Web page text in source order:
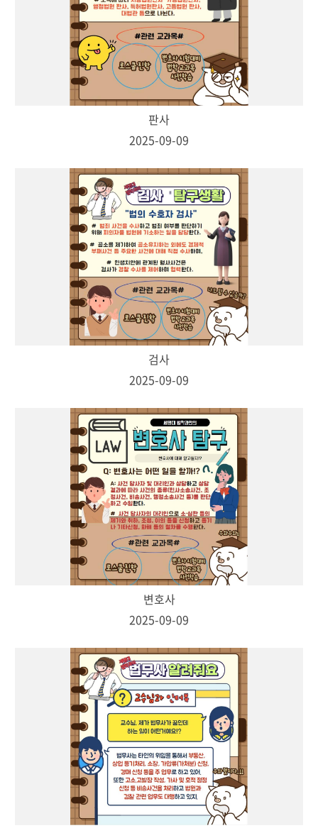
판사
2025-09-09
검사
2025-09-09
변호사
2025-09-09